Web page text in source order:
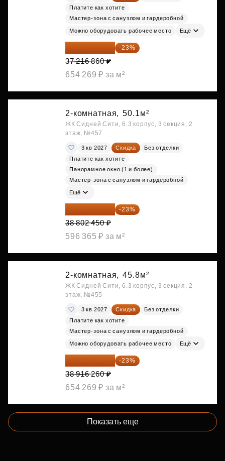
Платите как хотите
Мастер-зона с санузлом и гардеробной
Можно оборудовать рабочее место Ещё
28 656 982 ₽ -23%
37 216 860 ₽
654 269 ₽ за м²
2-комнатная, 50.1м²
ЖК Сидней Сити, 6.3 корпус, 3 секция, 2
этаж, №457
3 кв 2027 Скидка
Без отделки
Платите как хотите
Панорамное окно (1 и более)
Мастер-зона с санузлом и гардеробной
Ещё
29 877 887 ₽ -23%
38 802 450 ₽
596 365 ₽ за м²
2-комнатная, 45.8м²
ЖК Сидней Сити, 6.3 корпус, 3 секция, 2
этаж, №455
3 кв 2027 Скидка
Без отделки
Платите как хотите
Мастер-зона с санузлом и гардеробной
Можно оборудовать рабочее место Ещё
29 965 520 ₽ -23%
38 916 260 ₽
654 269 ₽ за м²
Показать еще